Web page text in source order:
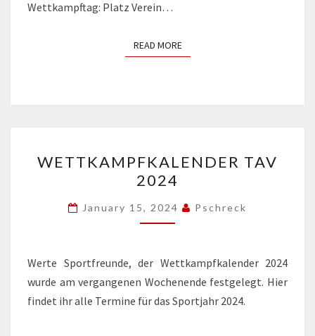
Wettkampftag: Platz Verein…
READ MOREREAD MORE
TAV
2024
WETTKAMPFKALENDER TAV
2024
January 15, 2024 Pschreck
Werte Sportfreunde, der Wettkampfkalender 2024
wurde am vergangenen Wochenende festgelegt. Hier
findet ihr alle Termine für das Sportjahr 2024.